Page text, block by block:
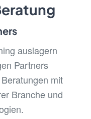
auslagern
Partners
mit
Branche und